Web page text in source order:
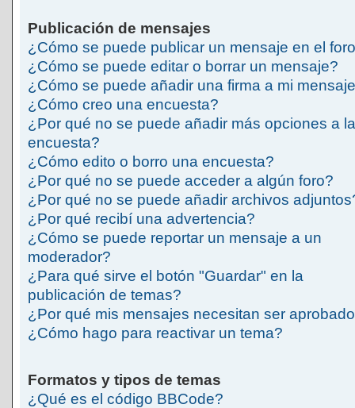
Publicación de mensajes
¿Cómo se puede publicar un mensaje en el
¿Cómo se puede editar o borrar un mensaje?
¿Cómo se puede añadir una firma a mi
¿Cómo creo una encuesta?
¿Por qué no se puede añadir más opciones a la
encuesta?
¿Cómo edito o borro una encuesta?
¿Por qué no se puede acceder a algún foro?
¿Por qué no se puede añadir archivos
¿Por qué recibí una advertencia?
¿Cómo se puede reportar un mensaje a un
moderador?
¿Para qué sirve el botón "Guardar" en la
publicación de temas?
¿Por qué mis mensajes necesitan ser
¿Cómo hago para reactivar un tema?
Formatos y tipos de temas
¿Qué es el código BBCode?